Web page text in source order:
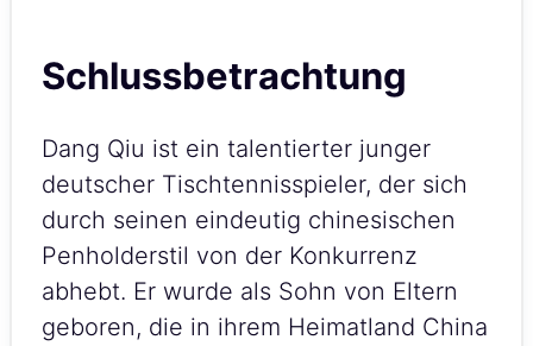
Schlussbetrachtung
Dang Qiu ist ein talentierter junger
deutscher Tischtennisspieler, der sich
durch seinen eindeutig chinesischen
Penholderstil von der Konkurrenz
abhebt. Er wurde als Sohn von Eltern
geboren, die in ihrem Heimatland China